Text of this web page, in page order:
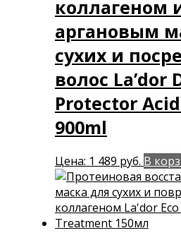
коллагеном
аргановым
сухих и
волос La’dor
Protector
900ml
Цена: 1 489 руб. В